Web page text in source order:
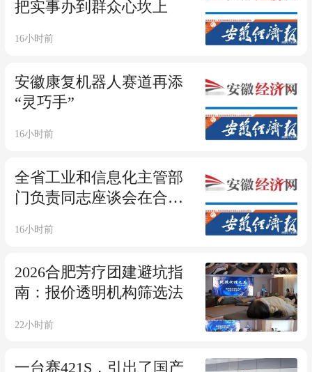
把实事办到群众心坎上
16小时前
安徽康复机器人赛道再添
“灵巧手”
16小时前
全省工业和信息化主管部
门负责同志座谈会在合肥
进
16小时前
2026合肥芳疗团建避坑指
南：报价透明机构筛选法
22小时前
一台赛421S，引出了国产